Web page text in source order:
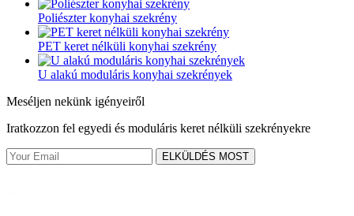
Poliészter konyhai szekrény
PET keret nélküli konyhai szekrény
U alakú moduláris konyhai szekrények
Meséljen nekünk igényeiről
Iratkozzon fel egyedi és moduláris keret nélküli szekrényekre
ELKÜLDÉS MOST